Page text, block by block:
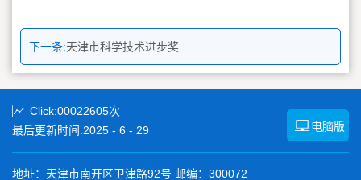
下一条:天津市科学技术进步奖
Click:00022605次
最后更新时间:2025 - 6 - 29 电脑版
地址：天津市南开区卫津路92号 邮编：300072